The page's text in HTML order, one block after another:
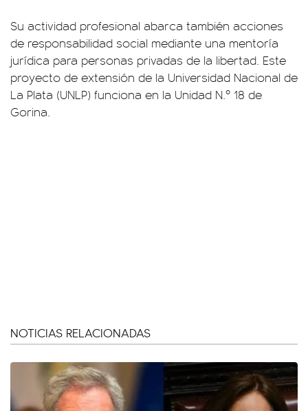
Su actividad profesional abarca también acciones
de responsabilidad social mediante una mentoría
jurídica para personas privadas de la libertad. Este
proyecto de extensión de la Universidad Nacional de
La Plata (UNLP) funciona en la Unidad N.º 18 de
Gorina.
NOTICIAS RELACIONADAS